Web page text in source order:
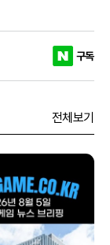
구독
전체보기